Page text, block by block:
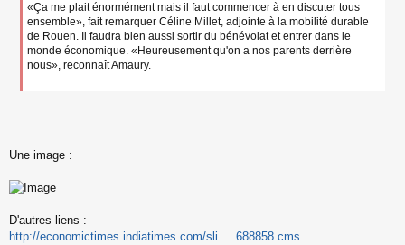
«Ça me plait énormément mais il faut commencer à en discuter tous
ensemble», fait remarquer Céline Millet, adjointe à la mobilité durable
de Rouen. Il faudra bien aussi sortir du bénévolat et entrer dans le
monde économique. «Heureusement qu'on a nos parents derrière
nous», reconnaît Amaury.
Une image :
D'autres liens :
http://economictimes.indiatimes.com/sli ... 688858.cms